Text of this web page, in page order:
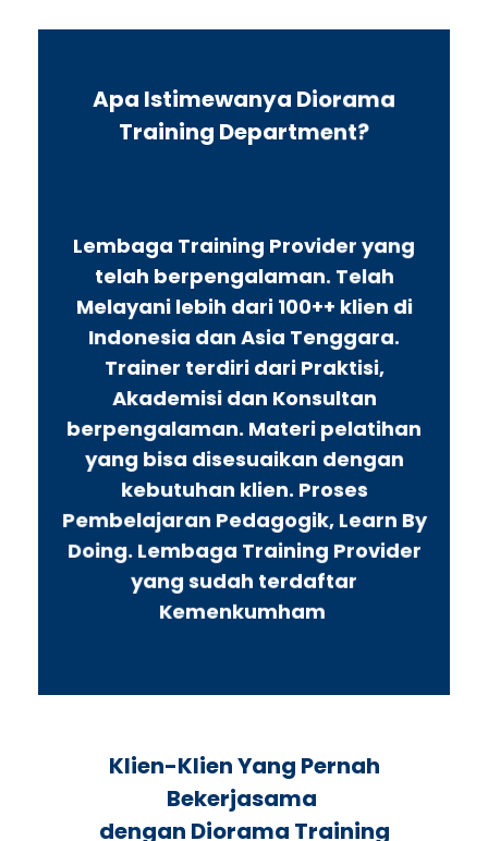
Apa Istimewanya Diorama
Training Department?
Lembaga Training Provider yang
telah berpengalaman. Telah
Melayani lebih dari 100++ klien di
Indonesia dan Asia Tenggara.
Trainer terdiri dari Praktisi,
Akademisi dan Konsultan
berpengalaman. Materi pelatihan
yang bisa disesuaikan dengan
kebutuhan klien. Proses
Pembelajaran Pedagogik, Learn By
Doing. Lembaga Training Provider
yang sudah terdaftar
Kemenkumham
Klien-Klien Yang Pernah
Bekerjasama
dengan Diorama Training